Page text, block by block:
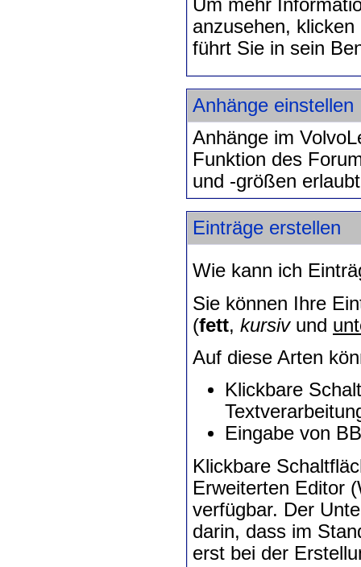
Um mehr
anzusehen,
führt Sie in sein
Anhänge einstellen
Anhänge im
Funktion des
und -größen
Einträge erstellen
Wie kann ich
Sie können Ihre
(fett, kursivund
Auf diese Arten
Klickbare
Eingabe von
Klickbare
Erweiterten Editor
verfügbar. Der
darin, dass im
erst bei der